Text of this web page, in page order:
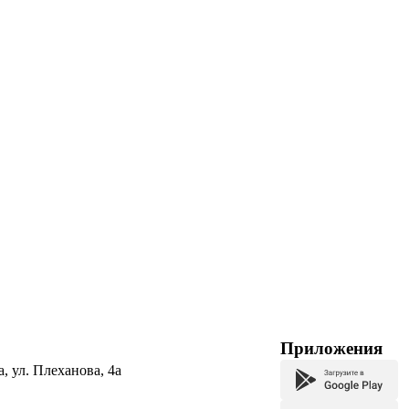
ул. Плеханова, 4а
Приложения